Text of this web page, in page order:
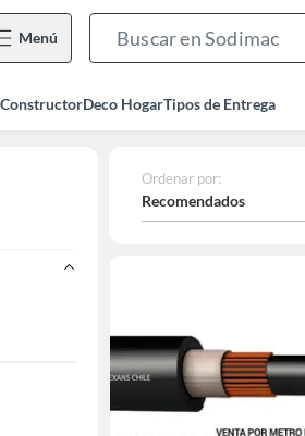
Menú
ConstructorDeco HogarTipos de Entrega
Ordenar por:
Recomendados